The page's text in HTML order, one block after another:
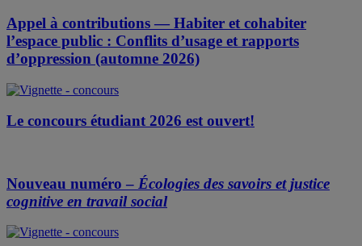
Appel à contributions — Habiter et cohabiter
l’espace public : Conflits d’usage et rapports
d’oppression (automne 2026)
Le concours étudiant 2026 est ouvert!
Nouveau numéro – Écologies des savoirs et justice
cognitive en travail social